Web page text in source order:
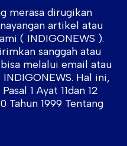
merasa dirugikan
artikel atau
( INDIGONEWS ).
sanggah atau
melalui email atau
Hal ini,
1 Ayat 11dan 12
Tahun 1999 Tentang